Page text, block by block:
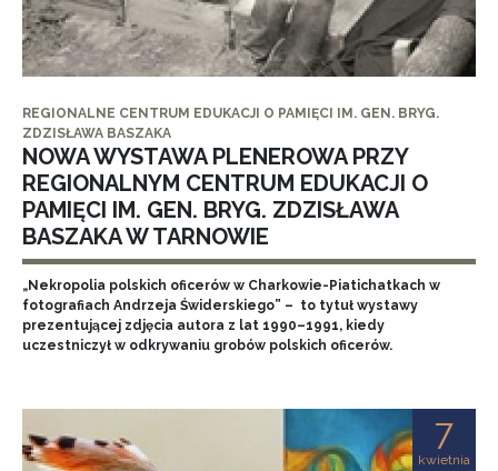
REGIONALNE CENTRUM EDUKACJI O PAMIĘCI IM. GEN. BRYG.
ZDZISŁAWA BASZAKA
NOWA WYSTAWA PLENEROWA PRZY
REGIONALNYM CENTRUM EDUKACJI O
PAMIĘCI IM. GEN. BRYG. ZDZISŁAWA
BASZAKA W TARNOWIE
„Nekropolia polskich oficerów w Charkowie-Piatichatkach w
fotografiach Andrzeja Świderskiego” – to tytuł wystawy
prezentującej zdjęcia autora z lat 1990–1991, kiedy
uczestniczył w odkrywaniu grobów polskich oficerów.
7
kwietnia